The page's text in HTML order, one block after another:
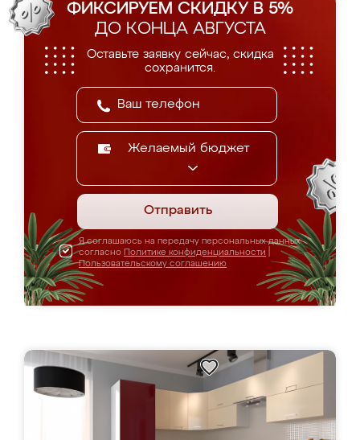
ФИКСИРУЕМ СКИДКУ В 5%
ДО КОНЦА АВГУСТА
Оставьте заявку сейчас, скидка
сохранится.
Желаемый бюджет
Отправить
Я соглашаюсь на передачу персональных данных
согласно Политике конфиденциальности
Пользовательскому соглашению